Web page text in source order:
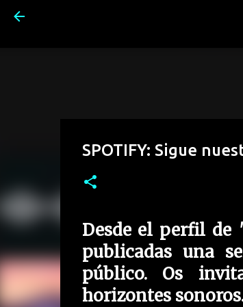
SPOTIFY: Sigue
Desde el perfil de
publicadas una
público. Os
horizontes